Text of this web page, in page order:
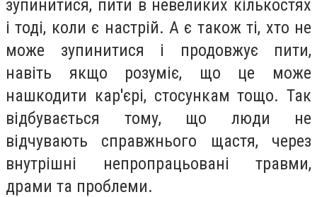
зупинитися, пити в невеликих кількостях
і тоді, коли є настрій. А є також ті, хто не
може зупинитися і продовжує пити,
навіть якщо розуміє, що це може
нашкодити кар'єрі, стосункам тощо. Так
відбувається тому, що люди не
відчувають справжнього щастя, через
внутрішні непропрацьовані травми,
драми та проблеми.